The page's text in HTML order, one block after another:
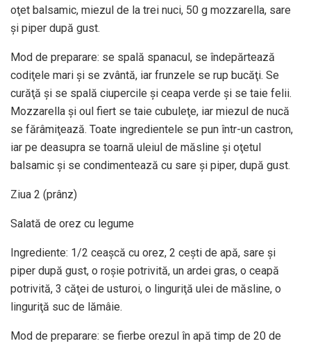
oţet balsamic, miezul de la trei nuci, 50 g mozzarella, sare
şi piper după gust.
Mod de preparare: se spală spanacul, se îndepărtează
codiţele mari şi se zvântă, iar frunzele se rup bucăţi. Se
curăţă şi se spală ciupercile şi ceapa verde şi se taie felii.
Mozzarella şi oul fiert se taie cubuleţe, iar miezul de nucă
se fărâmiţează. Toate ingredientele se pun într-un castron,
iar pe deasupra se toarnă uleiul de măsline şi oţetul
balsamic şi se condimentează cu sare şi piper, după gust.
Ziua 2 (prânz)
Salată de orez cu legume
Ingrediente: 1/2 ceaşcă cu orez, 2 ceşti de apă, sare şi
piper după gust, o roşie potrivită, un ardei gras, o ceapă
potrivită, 3 căţei de usturoi, o linguriţă ulei de măsline, o
linguriţă suc de lămâie.
Mod de preparare: se fierbe orezul în apă timp de 20 de